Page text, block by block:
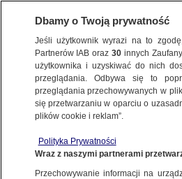
POLSKA
Adamek i Radomir Wit o
politycznym poniedziałku
Dbamy o Twoją prywatność
Jeśli użytkownik wyrazi na to
Partnerów IAB oraz30 innych
użytkownika i uzyskiwać do nich
przeglądania. Odbywa się to
przeglądania przechowywanych w
się przetwarzaniu w oparciu o
plików cookie i reklam”.
Polityka Prywatności
Wraz z naszymi partnerami
Przechowywanie informacji na